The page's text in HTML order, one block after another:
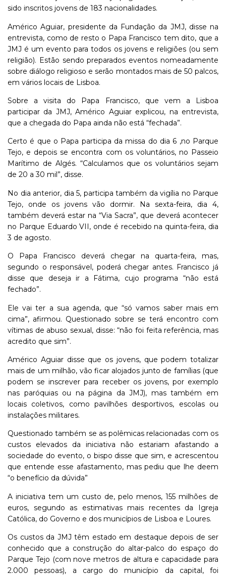
sido inscritos jovens de 183 nacionalidades.
Américo Aguiar, presidente da Fundação da JMJ, disse na
entrevista, como de resto o Papa Francisco tem dito, que a
JMJ é um evento para todos os jovens e religiões (ou sem
religião). Estão sendo preparados eventos nomeadamente
sobre diálogo religioso e serão montados mais de 50 palcos,
em vários locais de Lisboa.
Sobre a visita do Papa Francisco, que vem a Lisboa
participar da JMJ, Américo Aguiar explicou, na entrevista,
que a chegada do Papa ainda não está “fechada”.
Certo é que o Papa participa da missa do dia 6 ,no Parque
Tejo, e depois se encontra com os voluntários, no Passeio
Marítimo de Algés. “Calculamos que os voluntários sejam
de 20 a 30 mil”, disse.
No dia anterior, dia 5, participa também da vigília no Parque
Tejo, onde os jovens vão dormir. Na sexta-feira, dia 4,
também deverá estar na “Via Sacra”, que deverá acontecer
no Parque Eduardo VII, onde é recebido na quinta-feira, dia
3 de agosto.
O Papa Francisco deverá chegar na quarta-feira, mas,
segundo o responsável, poderá chegar antes. Francisco já
disse que deseja ir a Fátima, cujo programa “não está
fechado”.
Ele vai ter a sua agenda, que “só vamos saber mais em
cima”, afirmou. Questionado sobre se terá encontro com
vítimas de abuso sexual, disse: “não foi feita referência, mas
acredito que sim”.
Américo Aguiar disse que os jovens, que podem totalizar
mais de um milhão, vão ficar alojados junto de famílias (que
podem se inscrever para receber os jovens, por exemplo
nas paróquias ou na página da JMJ), mas também em
locais coletivos, como pavilhões desportivos, escolas ou
instalações militares.
Questionado também se as polêmicas relacionadas com os
custos elevados da iniciativa não estariam afastando a
sociedade do evento, o bispo disse que sim, e acrescentou
que entende esse afastamento, mas pediu que lhe deem
“o benefício da dúvida”
A iniciativa tem um custo de, pelo menos, 155 milhões de
euros, segundo as estimativas mais recentes da Igreja
Católica, do Governo e dos municípios de Lisboa e Loures.
Os custos da JMJ têm estado em destaque depois de ser
conhecido que a construção do altar-palco do espaço do
Parque Tejo (com nove metros de altura e capacidade para
2.000 pessoas), a cargo do município da capital, foi